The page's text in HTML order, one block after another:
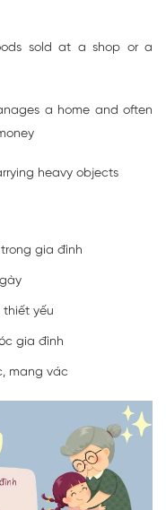
sold at a shop or a
a home and often
heavy objects
gia đình
yếu
gia đình
mang vác